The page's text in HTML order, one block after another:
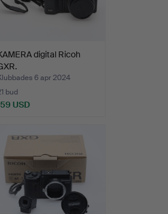
digital Ricoh
6 apr 2024
bud
USD